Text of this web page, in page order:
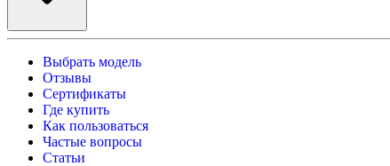
Выбрать модель
Отзывы
Сертификаты
Где купить
Как пользоваться
Частые вопросы
Статьи